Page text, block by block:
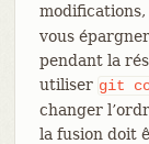
modifications,
vous
pendant la
utiliser git
changer
la fusion doit